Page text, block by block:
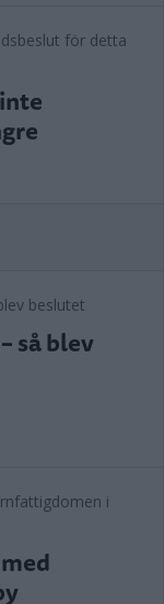
så blev